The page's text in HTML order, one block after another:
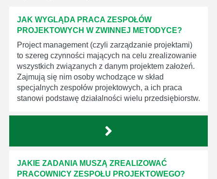
JAK WYGLĄDA PRACA ZESPOŁÓW
PROJEKTOWYCH W ZWINNEJ METODYCE?
Project management (czyli zarządzanie projektami)
to szereg czynności mających na celu zrealizowanie
wszystkich związanych z danym projektem założeń.
Zajmują się nim osoby wchodzące w skład
specjalnych zespołów projektowych, a ich praca
stanowi podstawę działalności wielu przedsiębiorstw.
JAKIE ZADANIA MUSZĄ ZREALIZOWAĆ
PRACOWNICY ZESPOŁU PROJEKTOWEGO?